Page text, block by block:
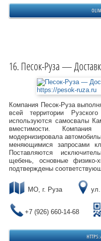
Песок-Руза —
Компания Песок-Руза
всей территории
используются самосвалы
вместимости.
модернизировала
меняющимися запросами
Поставляются
щебень, основные физико-
подтверждены
МО, г. Руза
+7 (926) 660-14-68